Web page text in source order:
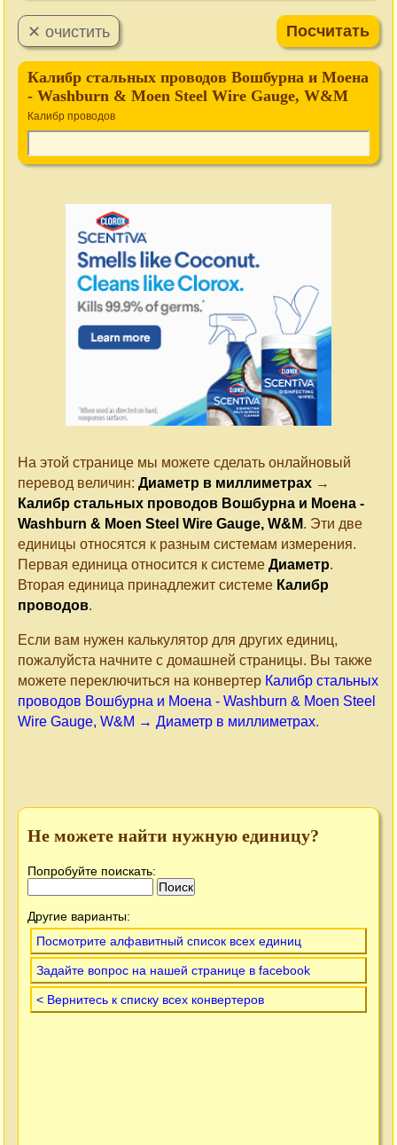
Калибр стальных проводов Вошбурна и Моена
- Washburn & Moen Steel Wire Gauge, W&M
Калибр проводов
На этой странице мы можете сделать онлайновый
перевод величин: Диаметр в миллиметрах →
Калибр стальных проводов Вошбурна и Моена -
Washburn & Moen Steel Wire Gauge, W&M. Эти две
единицы относятся к разным системам измерения.
Первая единица относится к системе Диаметр.
Вторая единица принадлежит системе Калибр
проводов.
Если вам нужен калькулятор для других единиц,
пожалуйста начните с домашней страницы. Вы также
можете переключиться на конвертер Калибр стальных
проводов Вошбурна и Моена - Washburn & Moen Steel
Wire Gauge, W&M → Диаметр в миллиметрах.
Не можете найти нужную единицу?
Попробуйте поискать:
Другие варианты:
Посмотрите алфавитный список всех единиц
Задайте вопрос на нашей странице в facebook
< Вернитесь к списку всех конвертеров